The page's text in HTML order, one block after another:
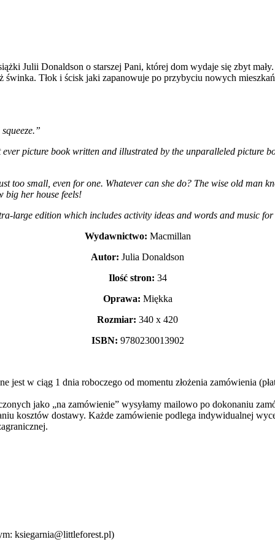
Julii Donaldson o starszej Pani, której dom wydaje się zbyt
świnka. Tłok i ścisk jaki zapanowuje po przybyciu nowych
picture book written and illustrated by the unparalleled picture
too small, even for one. Whatever can she do? The wise old man
big her house feels!
large edition which includes activity ideas and words and music for
Wydawnictwo: Macmillan
Autor: Julia Donaldson
Ilość stron: 34
Oprawa: Miękka
Rozmiar: 340 x 420
ISBN: 9780230013902
jest w ciąg 1 dnia roboczego od momentu złożenia zamówienia
jako „na zamówienie” wysyłamy mailowo po dokonaniu
kosztów dostawy. Każde zamówienie podlega indywidualnej
ksiegarnia@littleforest.pl)